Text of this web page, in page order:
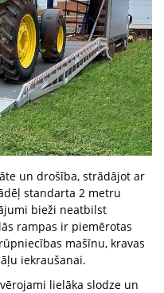
un drošība, strādājot ar
standarta 2 metru
bieži neatbilst
rampas ir piemērotas
mašīnu, kravas
iekraušanai.
lielāka slodze un